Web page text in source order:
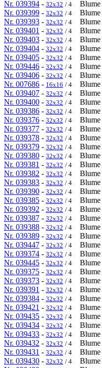
Nr. 039394 - 32x32 / 4 Blume
Nr. 039399 - 32x32 / 4 Blume
Nr. 039393 - 32x32 / 4 Blume
Nr. 039401 - 32x32 / 4 Blume
Nr. 039403 - 32x32 / 4 Blume
Nr. 039404 - 32x32 / 4 Blume
Nr. 039405 - 32x32 / 4 Blume
Nr. 039446 - 32x32 / 4 Blume
Nr. 039406 - 32x32 / 4 Blume
Nr. 007686 - 16x16 / 4 Blume
Nr. 039407 - 32x32 / 4 Blume
Nr. 039400 - 32x32 / 4 Blume
Nr. 039386 - 32x32 / 4 Blume
Nr. 039376 - 32x32 / 4 Blume
Nr. 039377 - 32x32 / 4 Blume
Nr. 039378 - 32x32 / 4 Blume
Nr. 039379 - 32x32 / 4 Blume
Nr. 039380 - 32x32 / 4 Blume
Nr. 039381 - 32x32 / 4 Blume
Nr. 039382 - 32x32 / 4 Blume
Nr. 039383 - 32x32 / 4 Blume
Nr. 039390 - 32x32 / 4 Blume
Nr. 039385 - 32x32 / 4 Blume
Nr. 039392 - 32x32 / 4 Blume
Nr. 039387 - 32x32 / 4 Blume
Nr. 039388 - 32x32 / 4 Blume
Nr. 039389 - 32x32 / 4 Blume
Nr. 039447 - 32x32 / 4 Blume
Nr. 039374 - 32x32 / 4 Blume
Nr. 039445 - 32x32 / 4 Blume
Nr. 039375 - 32x32 / 4 Blume
Nr. 039373 - 32x32 / 4 Blume
Nr. 039391 - 32x32 / 4 Blume
Nr. 039384 - 32x32 / 4 Blume
Nr. 039421 - 32x32 / 4 Blume
Nr. 039435 - 32x32 / 4 Blume
Nr. 039434 - 32x32 / 4 Blume
Nr. 039433 - 32x32 / 4 Blume
Nr. 039432 - 32x32 / 4 Blume
Nr. 039431 - 32x32 / 4 Blume
Nr. 039430 - 32x32 / 4 Blume